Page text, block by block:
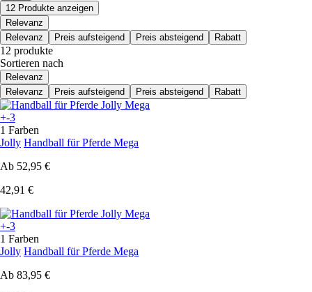
12 Produkte anzeigen
Relevanz
Relevanz
Preis aufsteigend Preis absteigend Rabatt
12 produkte
Sortieren nach
Relevanz
Relevanz
Preis aufsteigend Preis absteigend Rabatt
+-3
1 Farben
Jolly Handball für Pferde Mega
Ab 52,95 €
42,91 €
+-3
1 Farben
Jolly Handball für Pferde Mega
Ab 83,95 €